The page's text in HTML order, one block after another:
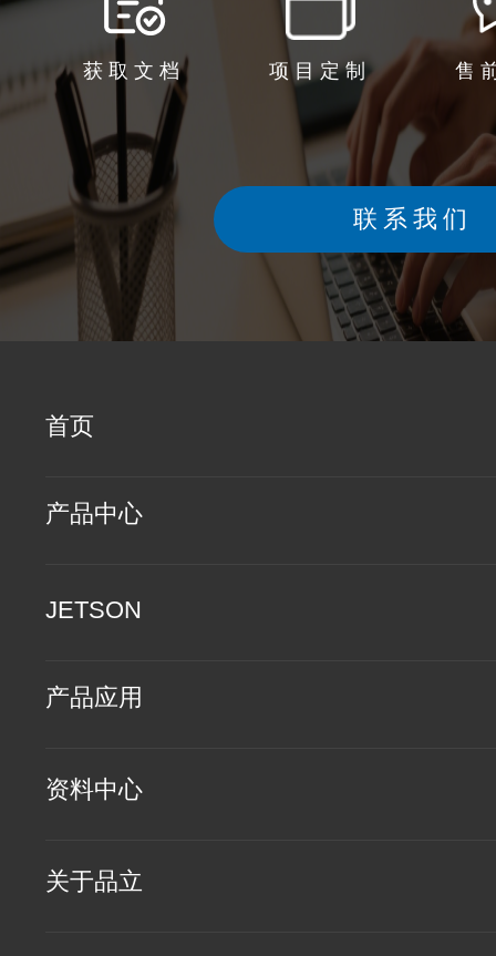
获取文档 项目定制 售
联系我们
首页
产品中心
JETSON
产品应用
资料中心
关于品立